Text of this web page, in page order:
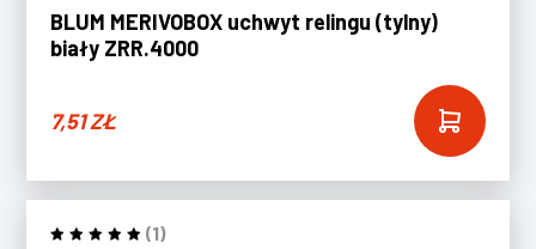
BLUM MERIVOBOX uchwyt relingu (tylny)
biały ZRR.4000
7,51ZŁ
(1)